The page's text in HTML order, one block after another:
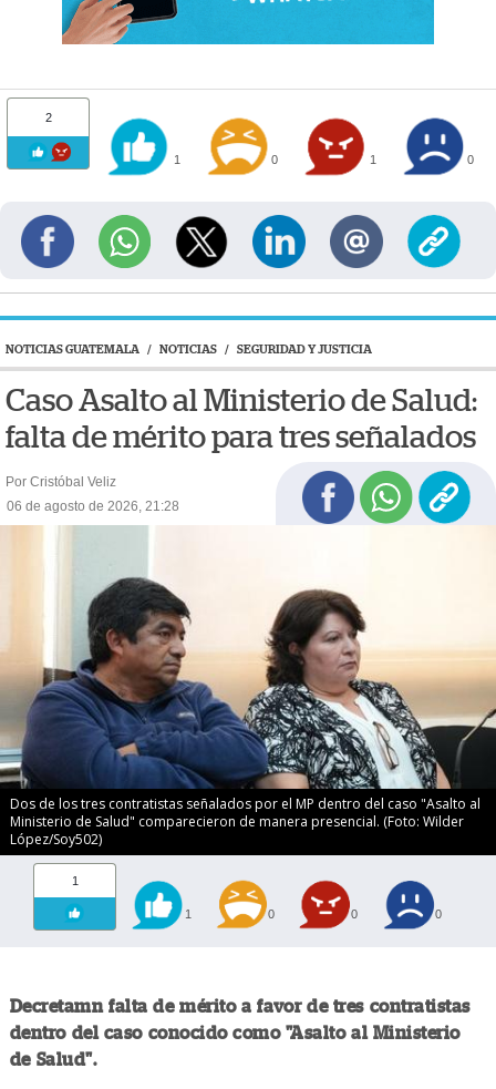
2
1 0 1 0
NOTICIAS GUATEMALA / NOTICIAS / SEGURIDAD Y JUSTICIA
Caso Asalto al Ministerio de Salud:
falta de mérito para tres señalados
Por Cristóbal Veliz
06 de agosto de 2026, 21:28
Dos de los tres contratistas señalados por el MP dentro del caso "Asalto al
Ministerio de Salud" comparecieron de manera presencial. (Foto: Wilder
López/Soy502)
1
1 0 0 0
Decretamn falta de mérito a favor de tres contratistas
dentro del caso conocido como "Asalto al Ministerio
de Salud".